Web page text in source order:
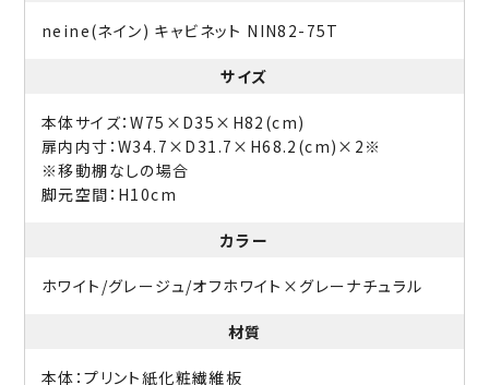
neine(ネイン) キャビネット NIN82-75T
サイズ
本体サイズ：W75×D35×H82(cm)
扉内内寸：W34.7×D31.7×H68.2(cm)×2※
※移動棚なしの場合
脚元空間：H10cm
カラー
ホワイト/グレージュ/オフホワイト×グレーナチュラル
材質
本体：プリント紙化粧繊維板